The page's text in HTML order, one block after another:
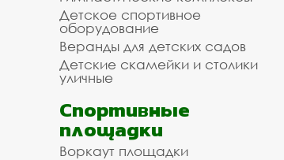
Детское спортивное
оборудование
Веранды для детских садов
Детские скамейки и столики
уличные
Спортивные
площадки
Воркаут площадки